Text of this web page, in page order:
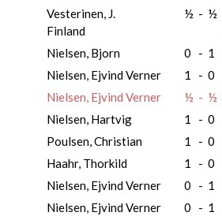
Vesterinen, J.
Finland
½ - ½
Nielsen, Bjorn 0 - 1
Nielsen, Ejvind Verner
1 - 0
Nielsen, Ejvind Verner
½ - ½
Nielsen, Hartvig
1 - 0
Poulsen, Christian
1 - 0
Haahr, Thorkild
1 - 0
Nielsen, Ejvind Verner
0 - 1
Nielsen, Ejvind Verner
0 - 1